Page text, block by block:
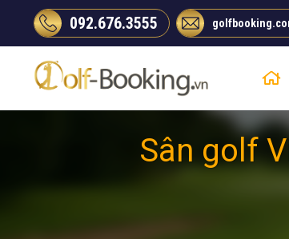
Chuyển
nội
092.676.3555
Sân golf